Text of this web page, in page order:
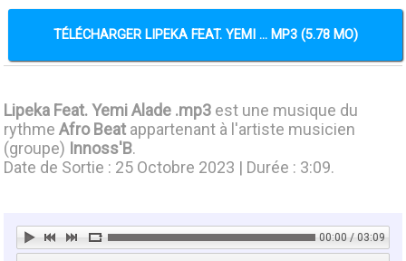
TÉLÉCHARGER LIPEKA FEAT. YEMI ... MP3 (5.78 MO)
Lipeka Feat. Yemi Alade .mp3 est une musique du
rythmeAfro Beat appartenant à l'artiste musicien
(groupe) Innoss'B.
Date de Sortie : 25 Octobre 2023 | Durée : 3:09.
00:00 / 03:09